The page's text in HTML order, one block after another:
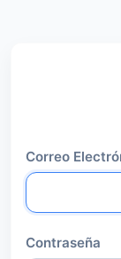
Correo
Contraseña